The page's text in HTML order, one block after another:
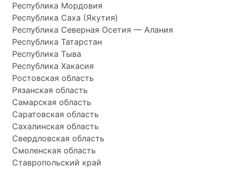
Республика Мордовия
Республика Саха (Якутия)
Республика Северная Осетия — Алания
Республика Татарстан
Республика Тыва
Республика Хакасия
Ростовская область
Рязанская область
Самарская область
Саратовская область
Сахалинская область
Свердловская область
Смоленская область
Ставропольский край